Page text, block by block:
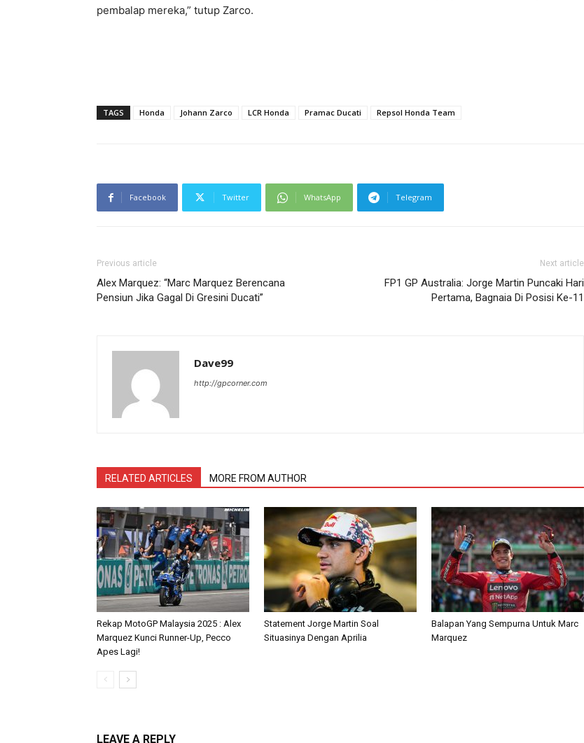
pembalap mereka,” tutup Zarco.
TAGS Honda Johann Zarco LCR Honda Pramac Ducati Repsol Honda Team
Facebook Twitter WhatsApp Telegram
Previous article
Alex Marquez: “Marc Marquez Berencana
Pensiun Jika Gagal Di Gresini Ducati”
Next article
FP1 GP Australia: Jorge Martin Puncaki Hari
Pertama, Bagnaia Di Posisi Ke-11
Dave99
http://gpcorner.com
RELATED ARTICLES MORE FROM AUTHOR
Rekap MotoGP Malaysia 2025 : Alex
Marquez Kunci Runner-Up, Pecco
Apes Lagi!
Statement Jorge Martin Soal
Situasinya Dengan Aprilia
Balapan Yang Sempurna Untuk Marc
Marquez
LEAVE A REPLY